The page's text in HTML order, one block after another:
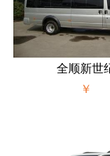
全顺新世
￥